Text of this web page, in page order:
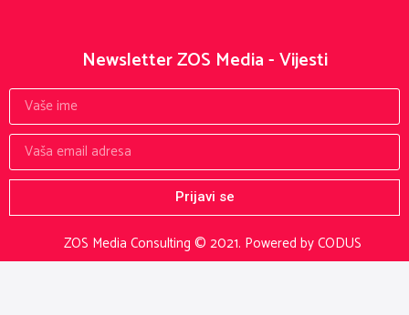
ZOS Media Consulting © 2021. Powered by CODUS
Newsletter ZOS Media - Vijesti
Prijavi se